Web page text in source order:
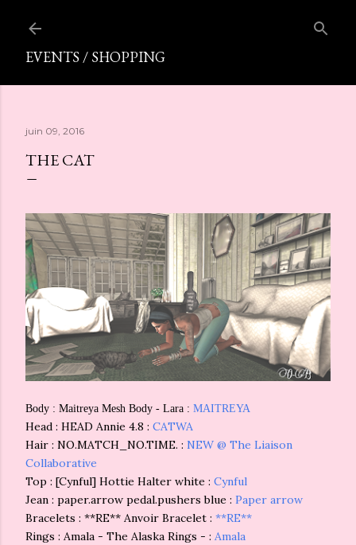
EVENTS / SHOPPING
juin 09, 2016
THE CAT
Body : Maitreya Mesh Body - Lara : MAITREYA
Head : HEAD Annie 4.8 : CATWA
Hair : NO.MATCH_NO.TIME. : NEW @ The Liaison
Collaborative
Top : [Cynful] Hottie Halter white : Cynful
Jean : paper.arrow pedal.pushers blue : Paper arrow
Bracelets : **RE** Anvoir Bracelet : **RE**
Rings : Amala - The Alaska Rings - : Amala